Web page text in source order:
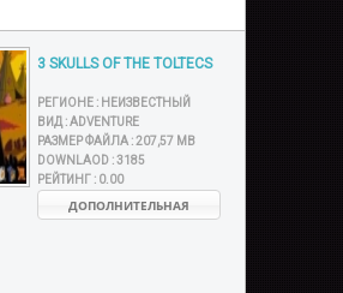
3 SKULLS OF THE TOLTECS
РЕГИОНЕ : НЕИЗВЕСТНЫЙ
ВИД :ADVENTURE
РАЗМЕР ФАЙЛА :207,57 MB
DOWNLAOD :3185
РЕЙТИНГ : 0.00
ДОПОЛНИТЕЛЬНАЯ